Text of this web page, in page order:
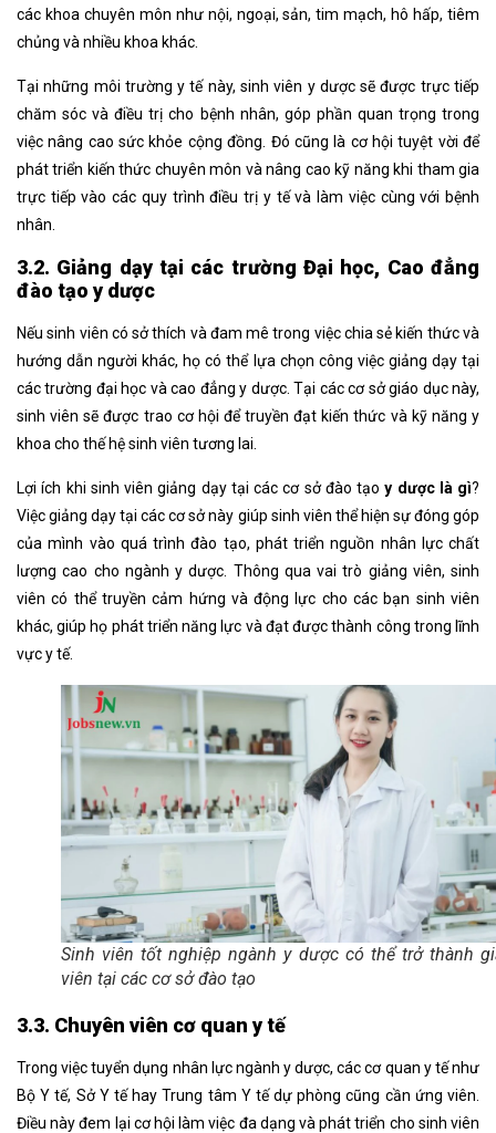
các khoa chuyên môn như nội, ngoại, sản, tim mạch, hô hấp, tiêm
chủng và nhiều khoa khác.
Tại những môi trường y tế này, sinh viên y dược sẽ được trực tiếp
chăm sóc và điều trị cho bệnh nhân, góp phần quan trọng trong
việc nâng cao sức khỏe cộng đồng. Đó cũng là cơ hội tuyệt vời để
phát triển kiến thức chuyên môn và nâng cao kỹ năng khi tham gia
trực tiếp vào các quy trình điều trị y tế và làm việc cùng với bệnh
nhân.
3.2. Giảng dạy tại các trường Đại học, Cao đẳng
đào tạo y dược
Nếu sinh viên có sở thích và đam mê trong việc chia sẻ kiến thức và
hướng dẫn người khác, họ có thể lựa chọn công việc giảng dạy tại
các trường đại học và cao đẳng y dược. Tại các cơ sở giáo dục này,
sinh viên sẽ được trao cơ hội để truyền đạt kiến thức và kỹ năng y
khoa cho thế hệ sinh viên tương lai.
Lợi ích khi sinh viên giảng dạy tại các cơ sở đào tạoy dược là gì?
Việc giảng dạy tại các cơ sở này giúp sinh viên thể hiện sự đóng góp
của mình vào quá trình đào tạo, phát triển nguồn nhân lực chất
lượng cao cho ngành y dược. Thông qua vai trò giảng viên, sinh
viên có thể truyền cảm hứng và động lực cho các bạn sinh viên
khác, giúp họ phát triển năng lực và đạt được thành công trong lĩnh
vực y tế.
Sinh viên tốt nghiệp ngành y dược có thể trở thành
viên tại các cơ sở đào tạo
3.3. Chuyên viên cơ quan y tế
Trong việc tuyển dụng nhân lực ngành y dược, các cơ quan y tế như
Bộ Y tế, Sở Y tế hay Trung tâm Y tế dự phòng cũng cần ứng viên.
Điều này đem lại cơ hội làm việc đa dạng và phát triển cho sinh viên